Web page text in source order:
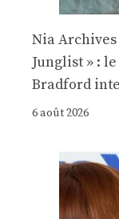
Nia Archives
Junglist » :
Bradford
6 août 2026